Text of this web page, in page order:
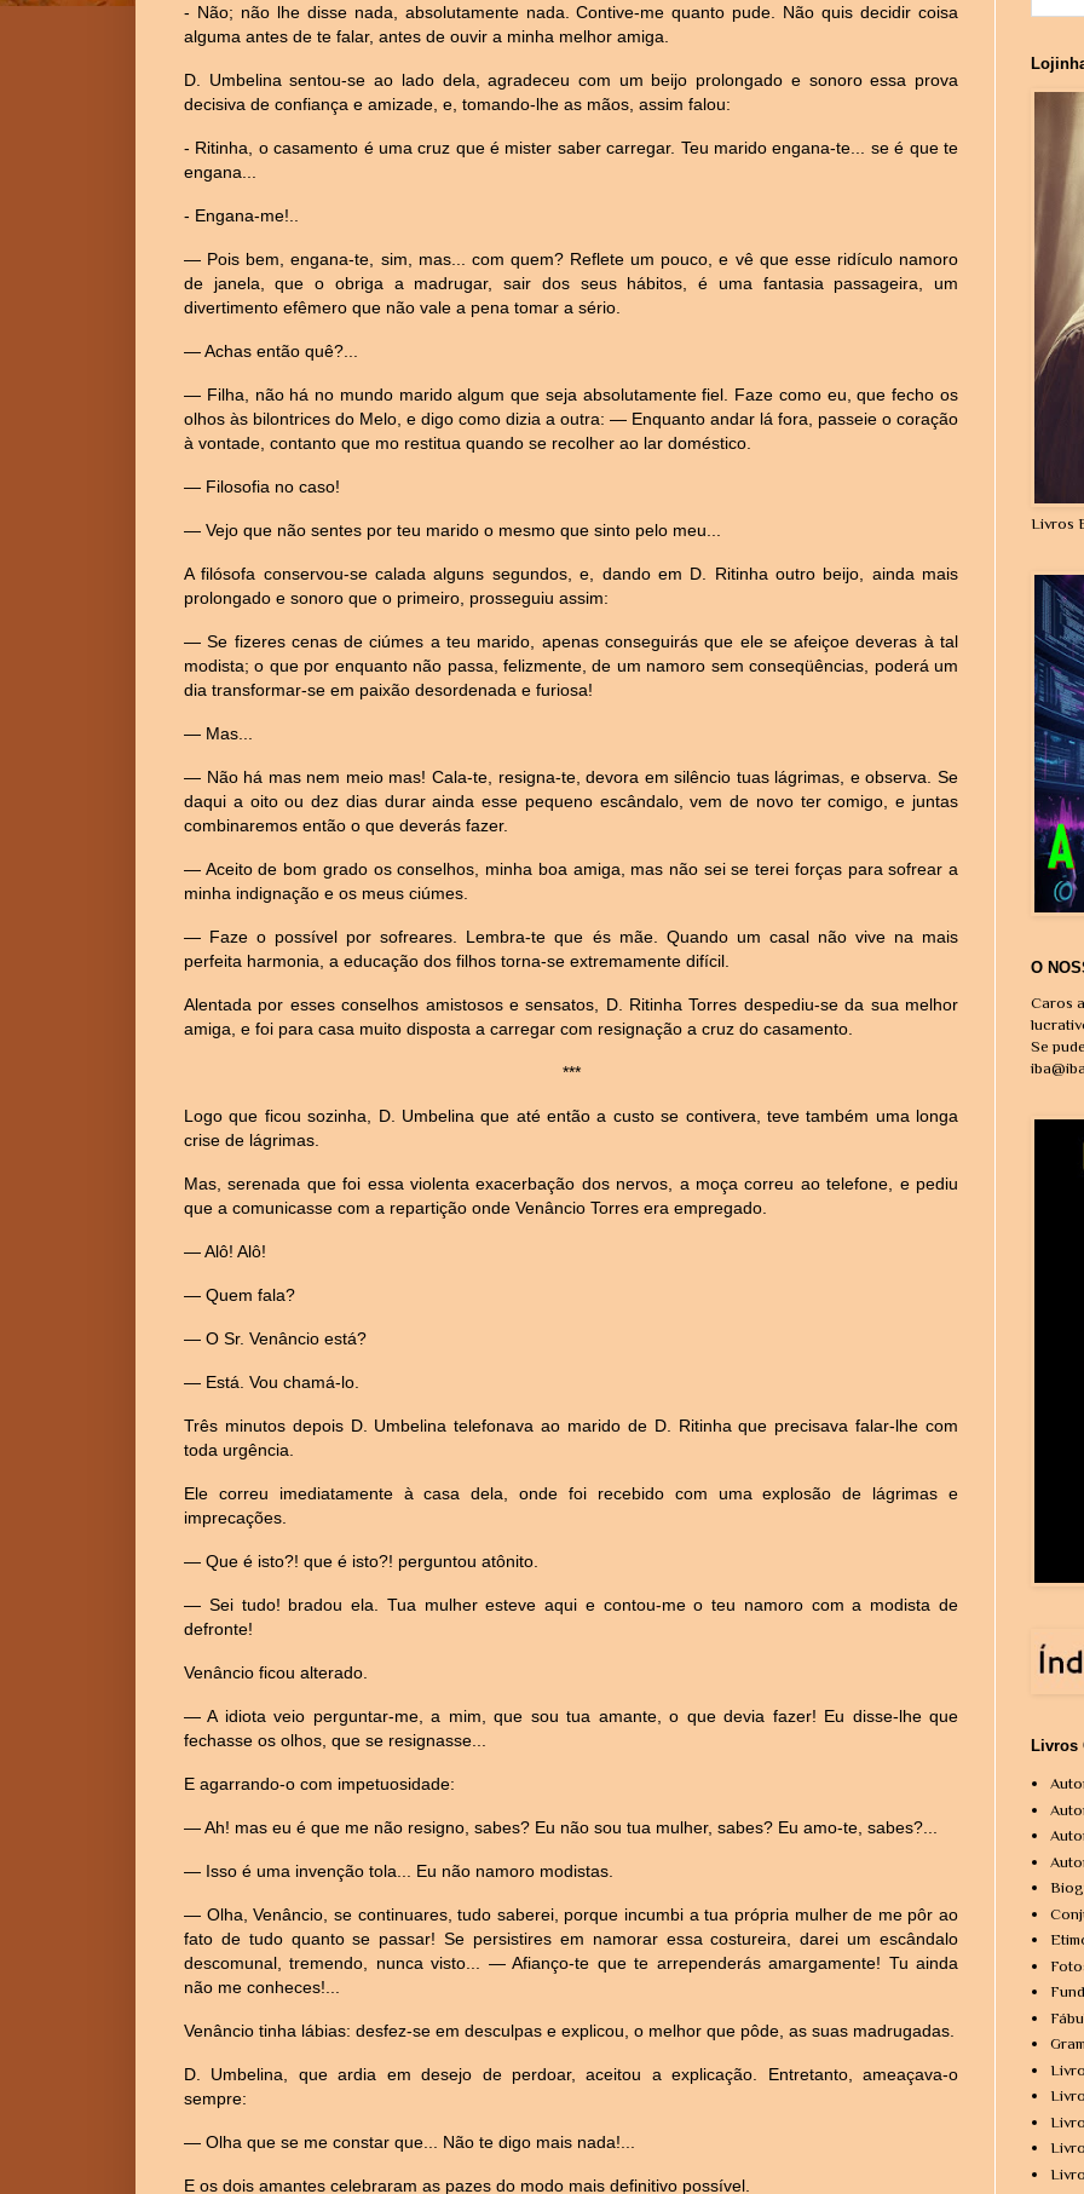
- Não; não lhe disse nada, absolutamente nada. Contive-me quanto pude. Não quis decidir coisa
alguma antes de te falar, antes de ouvir a minha melhor amiga.
D. Umbelina sentou-se ao lado dela, agradeceu com um beijo prolongado e sonoro essa prova
decisiva de confiança e amizade, e, tomando-lhe as mãos, assim falou:
- Ritinha, o casamento é uma cruz que é mister saber carregar. Teu marido engana-te... se é que te
engana...
- Engana-me!..
— Pois bem, engana-te, sim, mas... com quem? Reflete um pouco, e vê que esse ridículo namoro
de janela, que o obriga a madrugar, sair dos seus hábitos, é uma fantasia passageira, um
divertimento efêmero que não vale a pena tomar a sério.
— Achas então quê?...
— Filha, não há no mundo marido algum que seja absolutamente fiel. Faze como eu, que fecho os
olhos às bilontrices do Melo, e digo como dizia a outra: — Enquanto andar lá fora, passeie o coração
à vontade, contanto que mo restitua quando se recolher ao lar doméstico.
— Filosofia no caso!
— Vejo que não sentes por teu marido o mesmo que sinto pelo meu...
A filósofa conservou-se calada alguns segundos, e, dando em D. Ritinha outro beijo, ainda mais
prolongado e sonoro que o primeiro, prosseguiu assim:
— Se fizeres cenas de ciúmes a teu marido, apenas conseguirás que ele se afeiçoe deveras à tal
modista; o que por enquanto não passa, felizmente, de um namoro sem conseqüências, poderá um
dia transformar-se em paixão desordenada e furiosa!
— Mas...
— Não há mas nem meio mas! Cala-te, resigna-te, devora em silêncio tuas lágrimas, e observa. Se
daqui a oito ou dez dias durar ainda esse pequeno escândalo, vem de novo ter comigo, e juntas
combinaremos então o que deverás fazer.
— Aceito de bom grado os conselhos, minha boa amiga, mas não sei se terei forças para sofrear a
minha indignação e os meus ciúmes.
— Faze o possível por sofreares. Lembra-te que és mãe. Quando um casal não vive na mais
perfeita harmonia, a educação dos filhos torna-se extremamente difícil.
Alentada por esses conselhos amistosos e sensatos, D. Ritinha Torres despediu-se da sua melhor
amiga, e foi para casa muito disposta a carregar com resignação a cruz do casamento.
***
Logo que ficou sozinha, D. Umbelina que até então a custo se contivera, teve também uma longa
crise de lágrimas.
Mas, serenada que foi essa violenta exacerbação dos nervos, a moça correu ao telefone, e pediu
que a comunicasse com a repartição onde Venâncio Torres era empregado.
— Alô! Alô!
— Quem fala?
— O Sr. Venâncio está?
— Está. Vou chamá-lo.
Três minutos depois D. Umbelina telefonava ao marido de D. Ritinha que precisava falar-lhe com
toda urgência.
Ele correu imediatamente à casa dela, onde foi recebido com uma explosão de lágrimas e
imprecações.
— Que é isto?! que é isto?! perguntou atônito.
— Sei tudo! bradou ela. Tua mulher esteve aqui e contou-me o teu namoro com a modista de
defronte!
Venâncio ficou alterado.
— A idiota veio perguntar-me, a mim, que sou tua amante, o que devia fazer! Eu disse-lhe que
fechasse os olhos, que se resignasse...
E agarrando-o com impetuosidade:
— Ah! mas eu é que me não resigno, sabes? Eu não sou tua mulher, sabes? Eu amo-te, sabes?...
— Isso é uma invenção tola... Eu não namoro modistas.
— Olha, Venâncio, se continuares, tudo saberei, porque incumbi a tua própria mulher de me pôr ao
fato de tudo quanto se passar! Se persistires em namorar essa costureira, darei um escândalo
descomunal, tremendo, nunca visto... — Afianço-te que te arrependerás amargamente! Tu ainda
não me conheces!...
Venâncio tinha lábias: desfez-se em desculpas e explicou, o melhor que pôde, as suas madrugadas.
D. Umbelina, que ardia em desejo de perdoar, aceitou a explicação. Entretanto, ameaçava-o
sempre:
— Olha que se me constar que... Não te digo mais nada!...
E os dois amantes celebraram as pazes do modo mais definitivo possível.
Livros
O
Caros
Se
Livros